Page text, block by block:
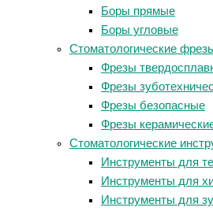
Боры прямые
Боры угловые
Стоматологические
Фрезы
Фрезы
Фрезы безопасные
Фрезы
Стоматологические
Инструменты для
Инструменты для
Инструменты для